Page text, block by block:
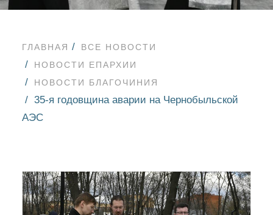
ГЛАВНАЯ
ВСЕ НОВОСТИ
НОВОСТИ ЕПАРХИИ
НОВОСТИ БЛАГОЧИНИЯ
35-я годовщина аварии на Чернобыльской
АЭС